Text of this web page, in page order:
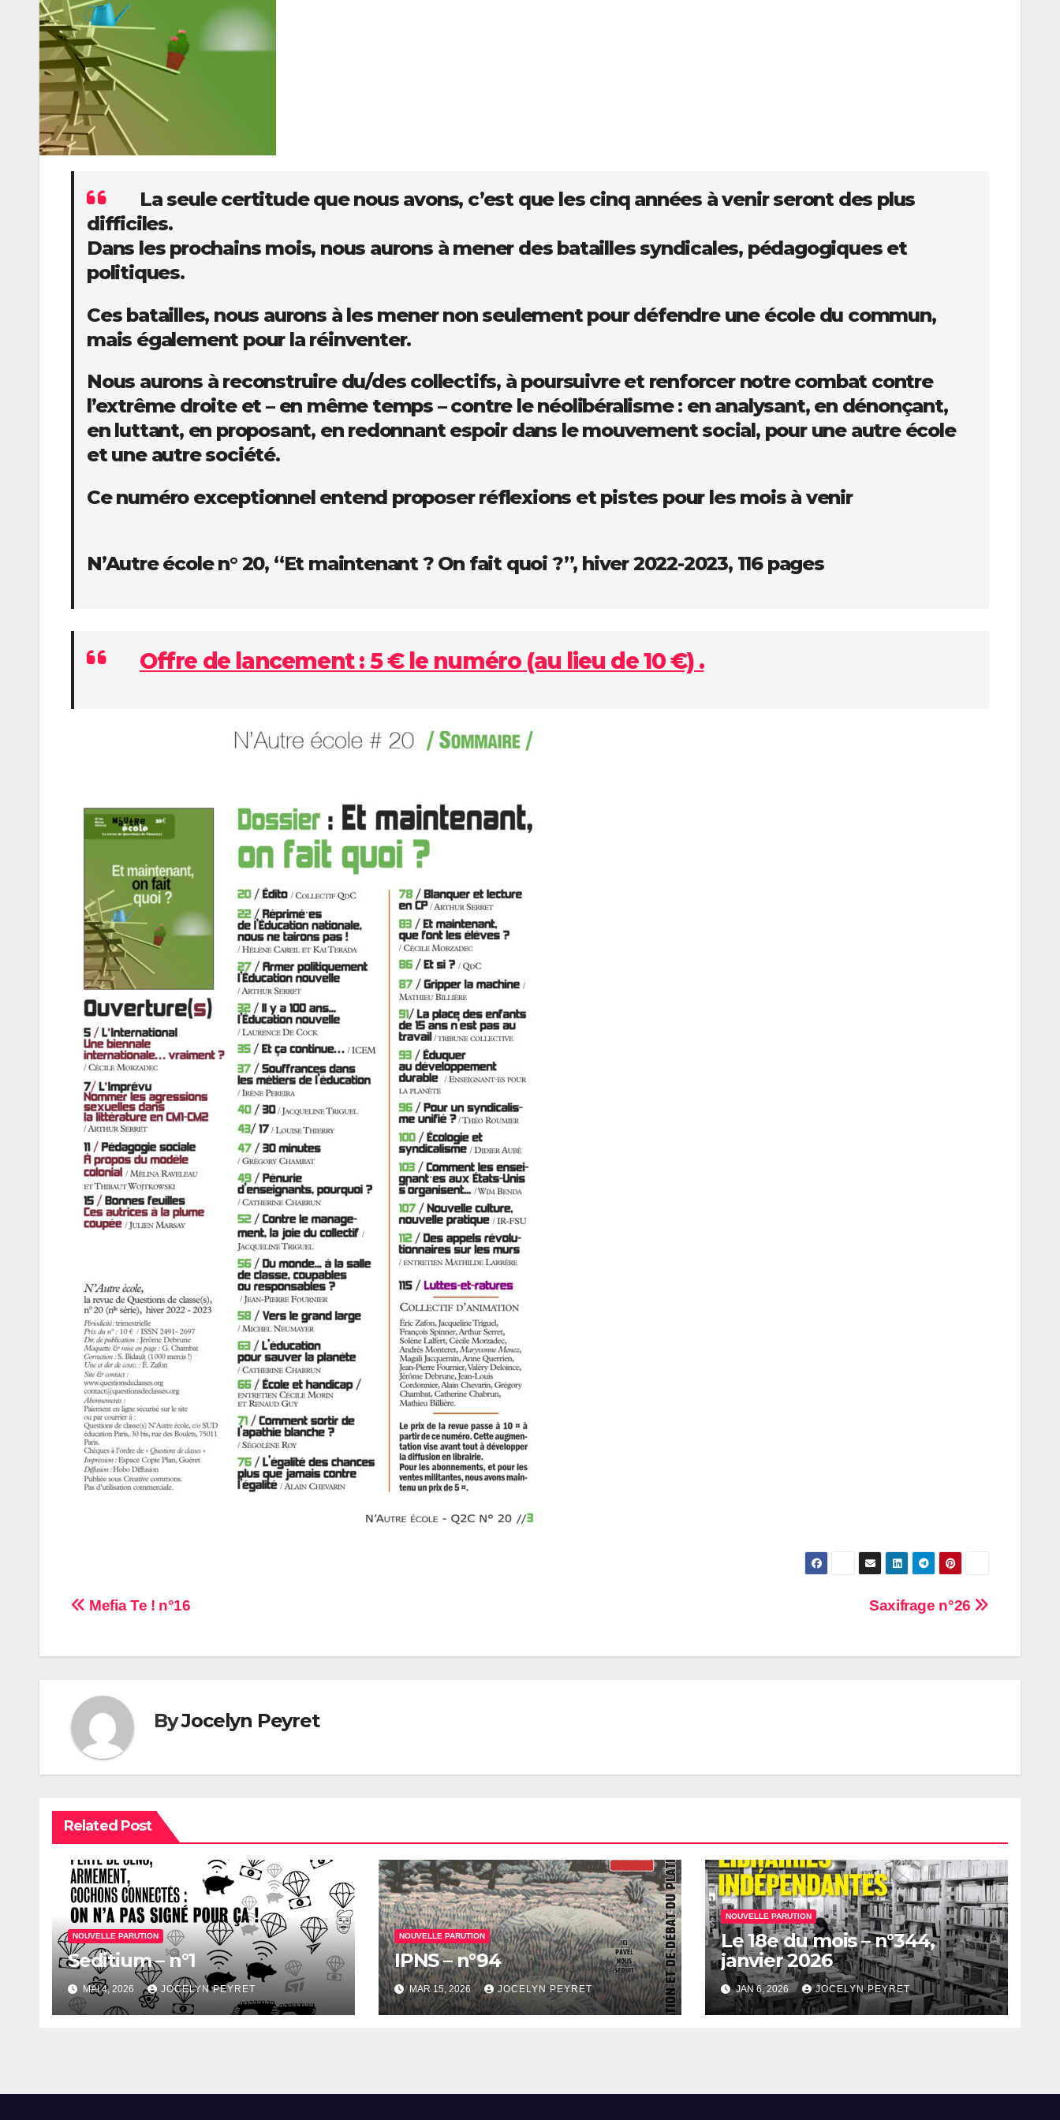
La seule certitude que nous avons, c’est que les cinq années à venir seront des plus
difficiles.
Dans les prochains mois, nous aurons à mener des batailles syndicales, pédagogiques et
politiques.
Ces batailles, nous aurons à les mener non seulement pour défendre une école du commun,
mais également pour la réinventer.
Nous aurons à reconstruire du/des collectifs, à poursuivre et renforcer notre combat contre
l’extrême droite et – en même temps – contre le néolibéralisme : en analysant, en dénonçant,
en luttant, en proposant, en redonnant espoir dans le mouvement social, pour une autre école
et une autre société.
Ce numéro exceptionnel entend proposer réflexions et pistes pour les mois à venir
N’Autre école n° 20, “Et maintenant ? On fait quoi ?”, hiver 2022-2023, 116 pages
Offre de lancement : 5 € le numéro (au lieu de 10 €) .
Navigation
Saxifrage n°26
Mefia Te ! n°16
ByJocelyn Peyret
Related Post
NOUVELLE PARUTION
Seditium – n°1
MAI 4, 2026 JOCELYN PEYRET
NOUVELLE PARUTION
IPNS – n°94
MAR 15, 2026 JOCELYN PEYRET
NOUVELLE PARUTION
Le 18e du mois – n°344,
janvier 2026
JAN 6, 2026 JOCELYN PEYRET